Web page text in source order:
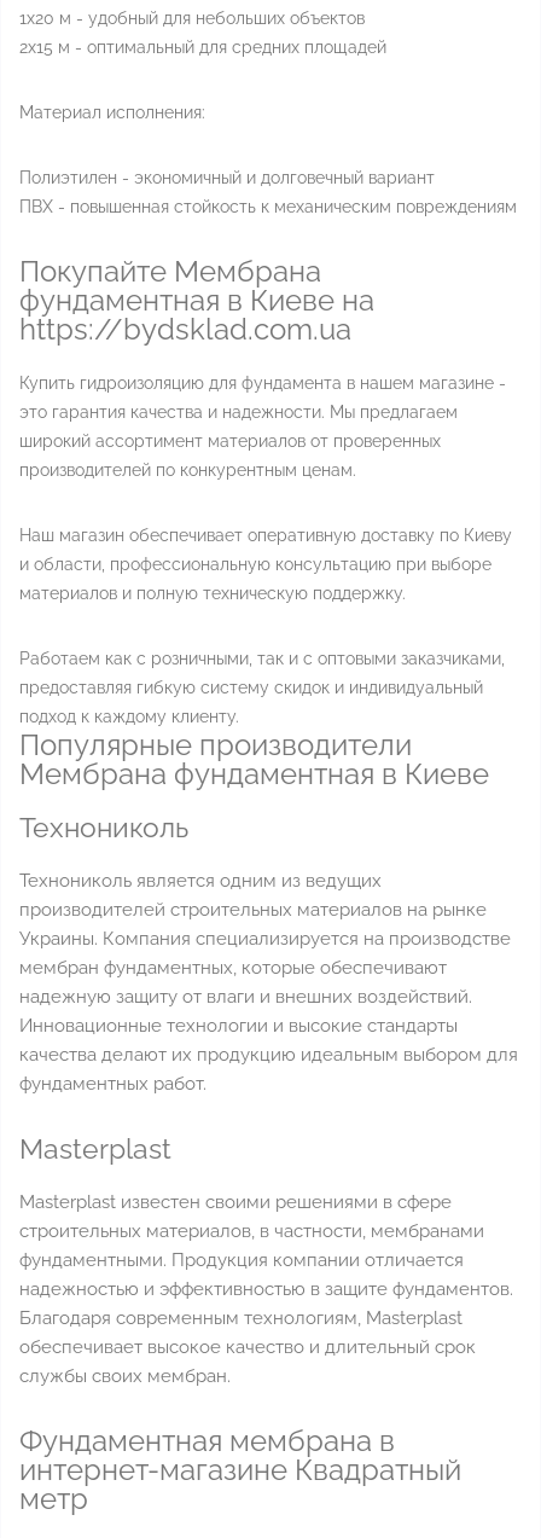
1x20 м - удобный для небольших объектов
2x15 м - оптимальный для средних площадей
Материал исполнения:
Полиэтилен - экономичный и долговечный вариант
ПВХ - повышенная стойкость к механическим повреждениям
Покупайте Мембрана
фундаментная в Киеве на
https://bydsklad.com.ua
Купить гидроизоляцию для фундамента в нашем магазине -
это гарантия качества и надежности. Мы предлагаем
широкий ассортимент материалов от проверенных
производителей по конкурентным ценам.
Наш магазин обеспечивает оперативную доставку по Киеву
и области, профессиональную консультацию при выборе
материалов и полную техническую поддержку.
Работаем как с розничными, так и с оптовыми заказчиками,
предоставляя гибкую систему скидок и индивидуальный
подход к каждому клиенту.
Популярные производители
Мембрана фундаментная в Киеве
Технониколь
Технониколь является одним из ведущих
производителей строительных материалов на рынке
Украины. Компания специализируется на производстве
мембран фундаментных, которые обеспечивают
надежную защиту от влаги и внешних воздействий.
Инновационные технологии и высокие стандарты
качества делают их продукцию идеальным выбором для
фундаментных работ.
Masterplast
Masterplast известен своими решениями в сфере
строительных материалов, в частности, мембранами
фундаментными. Продукция компании отличается
надежностью и эффективностью в защите фундаментов.
Благодаря современным технологиям, Masterplast
обеспечивает высокое качество и длительный срок
службы своих мембран.
Фундаментная мембрана в
интернет-магазине Квадратный
метр